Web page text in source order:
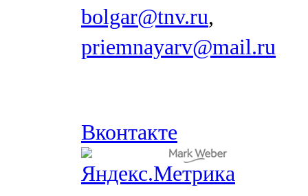
bolgar@tnv.ru,
priemnayarv@mail.ru
Вконтакте